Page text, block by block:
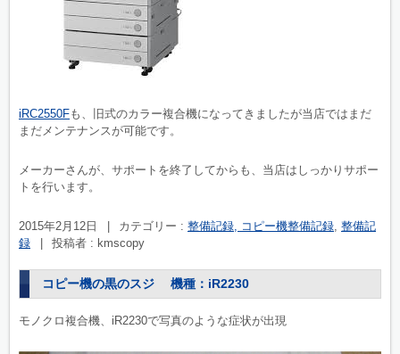
iRC2550Fも、旧式のカラー複合機になってきましたが当店ではまだ
まだメンテナンスが可能です。
メーカーさんが、サポートを終了してからも、当店はしっかりサポー
トを行います。
2015年2月12日 | カテゴリー : 整備記録, コピー機整備記録 整備記
録
| 投稿者 : kmscopy
コピー機の黒のスジ 機種：iR2230
モノクロ複合機、iR2230で写真のような症状が出現